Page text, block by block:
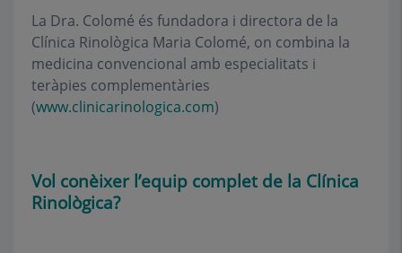
La Dra. Colomé és fundadora i directora de la
Clínica Rinològica Maria Colomé, on combina la
medicina convencional amb especialitats i
teràpies complementàries
(www.clinicarinologica.com)
Vol conèixer l’equip complet de la Clínica
Rinològica?